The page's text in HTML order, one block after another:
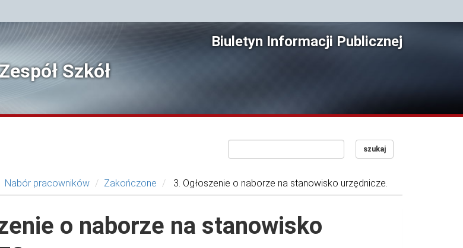
Biuletyn Informacji Publicznej
Szkół
szukaj
Nabór pracowników Zakończone 3. Ogłoszenie o naborze na stanowisko urzędnicze.
o naborze na stanowisko